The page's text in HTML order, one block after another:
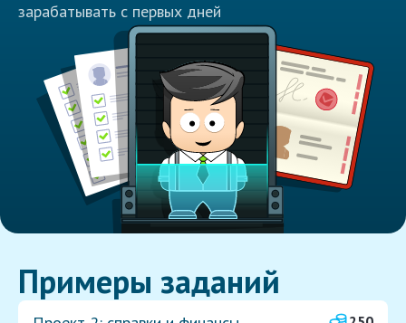
зарабатывать с первых дней
Примеры заданий